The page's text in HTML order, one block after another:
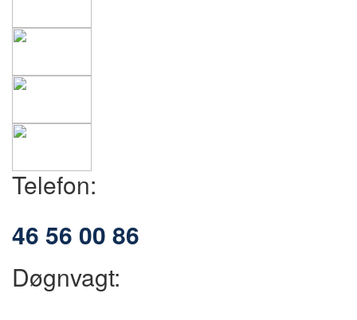
Telefon:
46 56 00 86
Døgnvagt: